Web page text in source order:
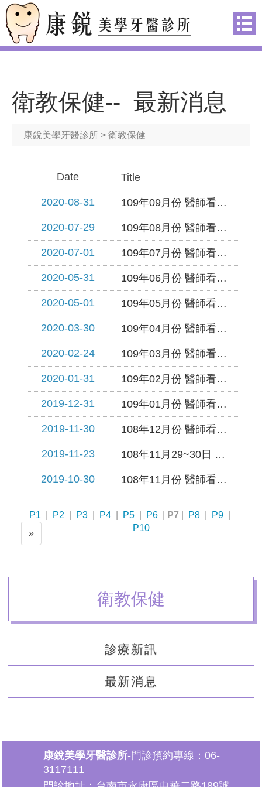
衛教保健
診療新訊
最新消息
衛教保健-- 最新消息
康銳美學牙醫診所 > 衛教保健
Date Title
2020-08-31 109年09月份 醫師看診時間表出爐~
2020-07-29 109年08月份 醫師看診時間表出爐~
2020-07-01 109年07月份 醫師看診時間表出爐~
2020-05-31 109年06月份 醫師看診時間表出爐~
2020-05-01 109年05月份 醫師看診時間表出爐~
2020-03-30 109年04月份 醫師看診時間表出爐~
2020-02-24 109年03月份 醫師看診時間表出爐~
2020-01-31 109年02月份 醫師看診時間表出爐~
2019-12-31 109年01月份 醫師看診時間表出爐~
2019-11-30 108年12月份 醫師看診時間表出爐~
2019-11-23 108年11月29~30日 員工旅遊休診公告
2019-10-30 108年11月份 醫師看診時間表出爐~
P1 P2 P3 P4 P5 P6 P7 P8 P9
P10
»N
e
康銳美學牙醫診所-門診預約專線：06-
3117111